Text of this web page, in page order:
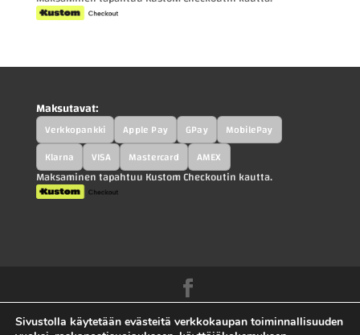
Maksutavat:
Verkkopankki Apple Pay GPay
MobilePay
Klarna
VISA Mastercard AMEX
Maksaminen tapahtuu Kustom Checkoutin kautta.
Kah-Parts.fi - Kah-Trucks.fi - Kauppilan
Sivustolla käytetään evästeitä verkkokaupan toiminnallisuuden